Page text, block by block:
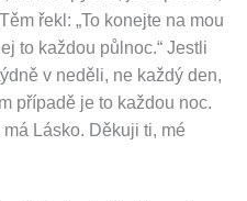
řekl: „To konejte na mou
to každou půlnoc.“ Jestli
v neděli, ne každý den,
případě je to každou noc.
Lásko. Děkuji ti, mé